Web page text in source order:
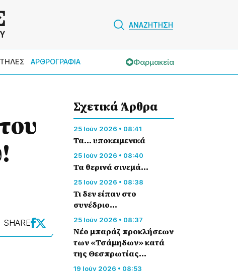
ΑΝΑΖΗΤΗΣΗ
ΑΡΘΡΟΓΡΑΦΙΑ Φαρμακεία
SHARE
Σχετικά Άρθρα
25 Ιούν 2026 • 08:41
Τα... υποκειμενικά
25 Ιούν 2026 • 08:40
Τα θερινά σινεμά…
25 Ιούν 2026 • 08:38
Τι δεν είπαν στο
συνέδριο…
25 Ιούν 2026 • 08:37
Νέο μπαράζ προκλήσεων
των «Τσάμηδων» κατά
της Θεσπρωτίας…
19 Ιούν 2026 • 08:53